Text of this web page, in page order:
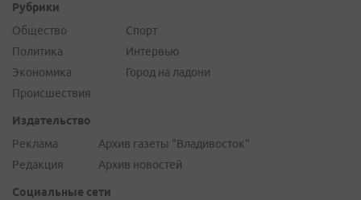
Рубрики
Общество
Политика
Экономика
Происшествия
Спорт
Интервью
Город на ладони
Издательство
Реклама
Редакция
Архив газеты "Владивосток"
Архив новостей
Социальные сети